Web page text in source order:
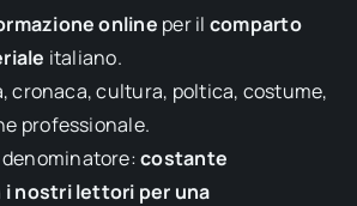
online per il comparto
italiano.
cronaca, cultura, poltica, costume,
professionale.
costante
nostri lettori per una